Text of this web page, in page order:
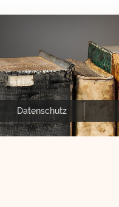
Datenschutz